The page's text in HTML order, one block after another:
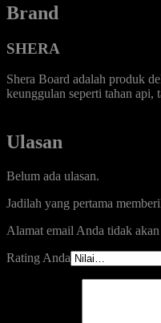
Brand
SHERA
Shera Board adalah produk
keunggulan seperti tahan api,
Ulasan
Belum ada ulasan.
Jadilah yang pertama
Alamat email Anda tidak
Rating Anda